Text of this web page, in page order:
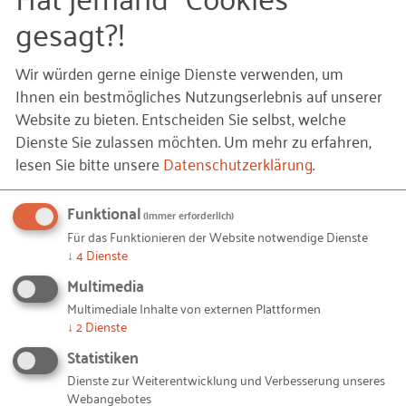
bettervest wird mit einer Bewertung von 3 Mio.
Euro an den Markt gehen
bettervest bietet der Crowd eine
Unternehmensbeteiligung an (sog. equity based
Crowdfunding)
Das gesetzte Ziel sind 250.000 € (was einem
Unternehmensanteil von ca. 8,3% entspricht)
Über bettervest:
bettervest ist die weltweit erste
Beteiligungsplattform, über die Bürger
gemeinschaftlich Geldbeträge ab 50 Euro in
Energieeffizienz-Projekte etablierter Unternehmen,
Kommunen, Vereine und Institutionen investieren
können und im Gegenzug finanziell an den
erzielten Einsparungen beteiligt werden. Die
gesagt?!
Wir würden gerne einige Dienste verwenden, um
Ihnen ein bestmögliches Nutzungserlebnis auf unserer
Website zu bieten. Entscheiden Sie selbst, welche
Dienste Sie zulassen möchten.Um mehr zu erfahren,
lesen Sie bitte unsereDatenschutzerklärung.
Funktional(immer erforderlich)
Für das Funktionieren der Website notwendige Dienste
↓ 4Dienste
Multimedia
Multimediale Inhalte von externen Plattformen
↓ 2Dienste
Statistiken
Dienste zur Weiterentwicklung und Verbesserung unseres
Webangebotes